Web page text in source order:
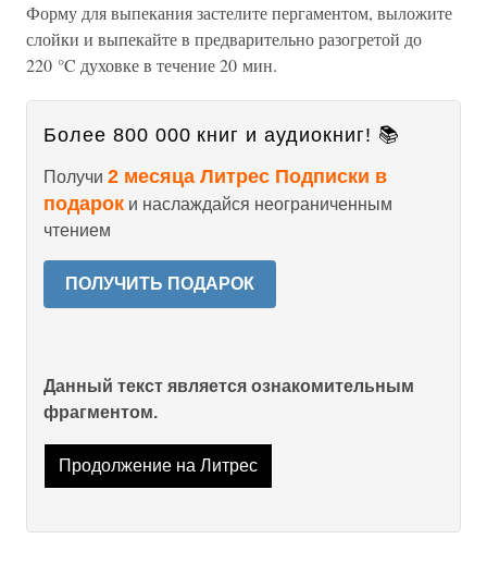
Форму для выпекания застелите пергаментом, выложите
слойки и выпекайте в предварительно разогретой до
220 °C духовке в течение 20 мин.
Более 800 000 книг и аудиокниг! 📚
Получи 2 месяца Литрес Подписки в
подарок и наслаждайся неограниченным
чтением
ПОЛУЧИТЬ ПОДАРОК
Данный текст является ознакомительным
фрагментом.
Продолжение на Литрес